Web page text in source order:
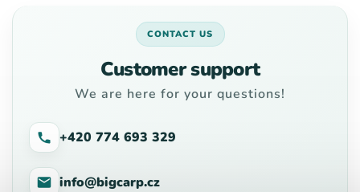
CONTACT US
Customer support
We are here for your questions!
+420 774 693 329
info@bigcarp.cz